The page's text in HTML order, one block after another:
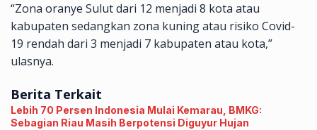
“Zona oranye Sulut dari 12 menjadi 8 kota atau
kabupaten sedangkan zona kuning atau risiko Covid-
19 rendah dari 3 menjadi 7 kabupaten atau kota,”
ulasnya.
Berita Terkait
Lebih 70 Persen Indonesia Mulai Kemarau, BMKG:
Sebagian Riau Masih Berpotensi Diguyur Hujan